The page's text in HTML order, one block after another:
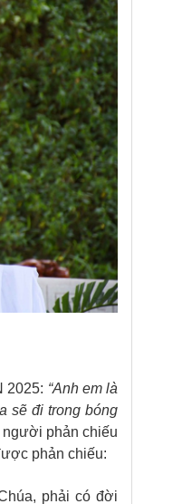
2025: “Anh em là
sẽ đi trong bóng
phản chiếu
phản chiếu:
phải có đời